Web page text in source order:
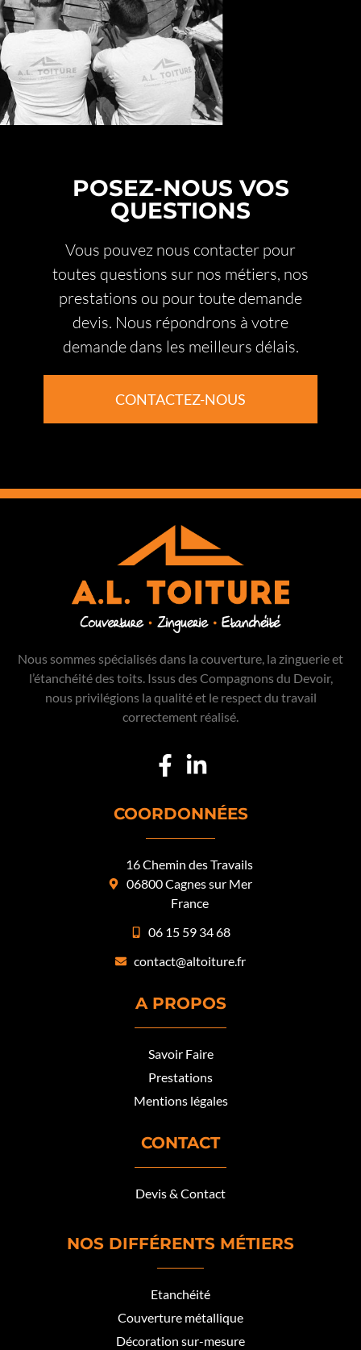
POSEZ-NOUS VOS
QUESTIONS
Vous pouvez nous contacter pour
toutes questions sur nos métiers, nos
prestations ou pour toute demande
devis. Nous répondrons à votre
demande dans les meilleurs délais.
CONTACTEZ-NOUS
Nous sommes spécialisés dans la couverture, la zinguerie et
l’étanchéité des toits. Issus des Compagnons du Devoir,
nous privilégions la qualité et le respect du travail
correctement réalisé.
COORDONNÉES
16 Chemin des Travails
06800 Cagnes sur Mer
France
06 15 59 34 68
contact@altoiture.fr
A PROPOS
Savoir Faire
Prestations
Mentions légales
CONTACT
Devis & Contact
NOS DIFFÉRENTS MÉTIERS
Etanchéité
Couverture métallique
Décoration sur-mesure